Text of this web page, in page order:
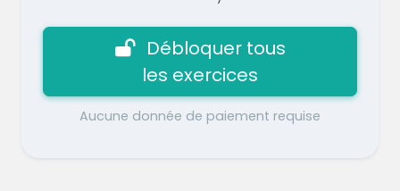
Débloquer tous
les exercices
Aucune donnée de paiement requise